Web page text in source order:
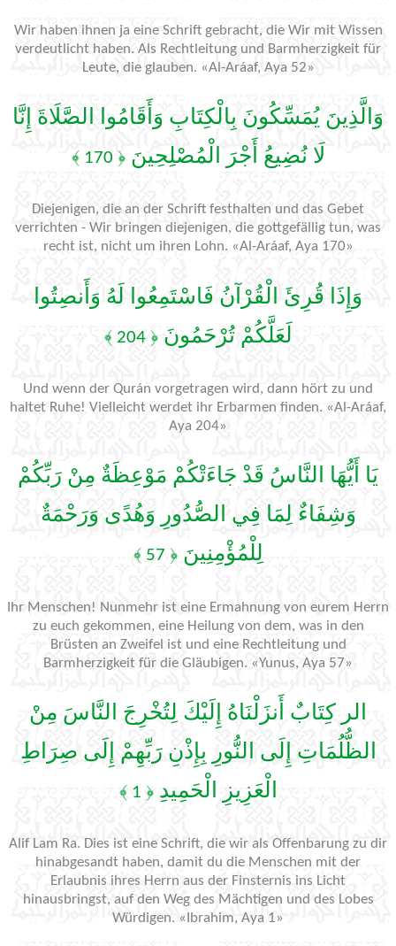
Wir haben ihnen ja eine Schrift gebracht, die Wir mit Wissen
verdeutlicht haben. Als Rechtleitung und Barmherzigkeit für
Leute, die glauben. «Al-Aráaf, Aya 52»
وَالَّذِينَ يُمَسِّكُونَ بِالْكِتَابِ وَأَقَامُوا الصَّلَاةَ إِنَّا
لَا نُضِيعُ أَجْرَ الْمُصْلِحِينَ﴿ 170 ﴾
Diejenigen, die an der Schrift festhalten und das Gebet
verrichten - Wir bringen diejenigen, die gottgefällig tun, was
recht ist, nicht um ihren Lohn. «Al-Aráaf, Aya 170»
وَإِذَا قُرِئَ الْقُرْآنُ فَاسْتَمِعُوا لَهُ وَأَنصِتُوا
لَعَلَّكُمْ تُرْحَمُونَ﴿ 204 ﴾
Und wenn der Qurán vorgetragen wird, dann hört zu und
haltet Ruhe! Vielleicht werdet ihr Erbarmen finden. «Al-Aráaf,
Aya 204»
يَا أَيُّهَا النَّاسُ قَدْ جَاءَتْكُمْ مَوْعِظَةٌ مِنْ رَبِّكُمْ
وَشِفَاءٌ لِمَا فِي الصُّدُورِ وَهُدًى وَرَحْمَةٌ
لِلْمُؤْمِنِينَ﴿ 57 ﴾
Ihr Menschen! Nunmehr ist eine Ermahnung von eurem Herrn
zu euch gekommen, eine Heilung von dem, was in den
Brüsten an Zweifel ist und eine Rechtleitung und
Barmherzigkeit für die Gläubigen. «Yunus, Aya 57»
الر كِتَابٌ أَنزَلْنَاهُ إِلَيْكَ لِتُخْرِجَ النَّاسَ مِنْ
الظُّلُمَاتِ إِلَى النُّورِ بِإِذْنِ رَبِّهِمْ إِلَى صِرَاطِ
الْعَزِيزِ الْحَمِيدِ﴿ 1 ﴾
Alif Lam Ra. Dies ist eine Schrift, die wir als Offenbarung zu dir
hinabgesandt haben, damit du die Menschen mit der
Erlaubnis ihres Herrn aus der Finsternis ins Licht
hinausbringst, auf den Weg des Mächtigen und des Lobes
Würdigen. «Ibrahim, Aya 1»